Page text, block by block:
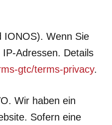
IONOS). Wenn Sie
Adressen. Details
gtc/terms-privacy.
Wir haben ein
Sofern eine